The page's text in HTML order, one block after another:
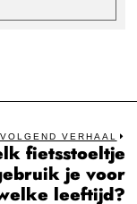
VOLGEND VERHAAL
fietsstoeltje
je voor
leeftijd?